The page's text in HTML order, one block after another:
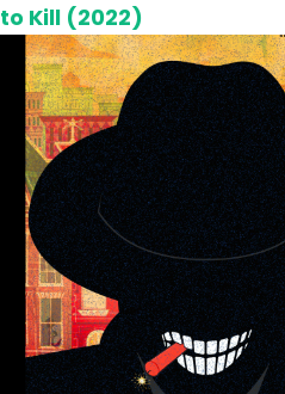
Kill (2022)